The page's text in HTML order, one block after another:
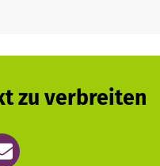
zu verbreiten